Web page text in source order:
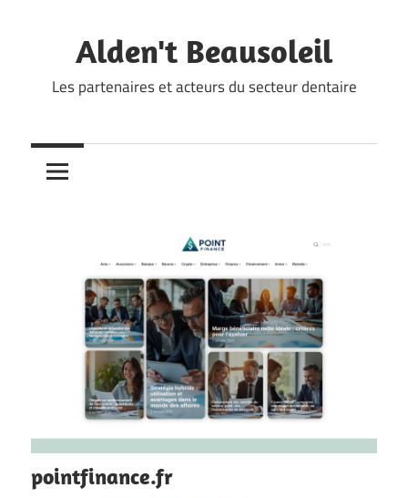
contentAlden't Beausoleil
Les partenaires et acteurs du secteur dentaire
pointfinance.fr